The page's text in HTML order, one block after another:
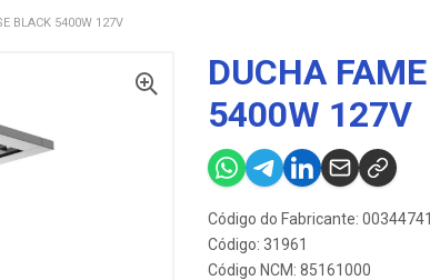
BLACK 5400W 127V
DUCHA
5400W 127V
Código do Fabricante: 00344741
Código: 31961
Código NCM: 85161000